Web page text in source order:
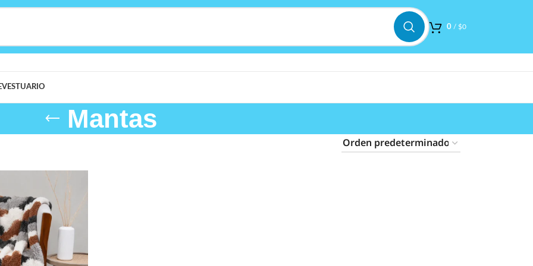
0 / $0
VESTUARIO
Mantas